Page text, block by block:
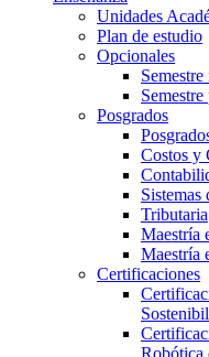
Unidades
Plan de estudio
Opcionales
Semestre
Posgrados
Costos y
Tributaria
Maestría
Maestría
Certificaciones
Robótica